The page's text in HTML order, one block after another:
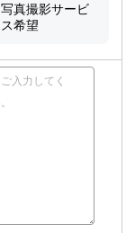
写真撮影サービ
ス希望